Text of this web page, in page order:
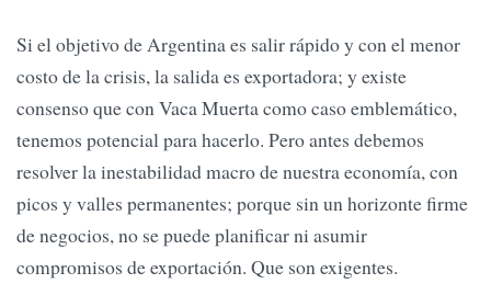
Si el objetivo de Argentina es salir rápido y con el menor
costo de la crisis, la salida es exportadora; y existe
consenso que con Vaca Muerta como caso emblemático,
tenemos potencial para hacerlo. Pero antes debemos
resolver la inestabilidad macro de nuestra economía, con
picos y valles permanentes; porque sin un horizonte firme
de negocios, no se puede planificar ni asumir
compromisos de exportación. Que son exigentes.